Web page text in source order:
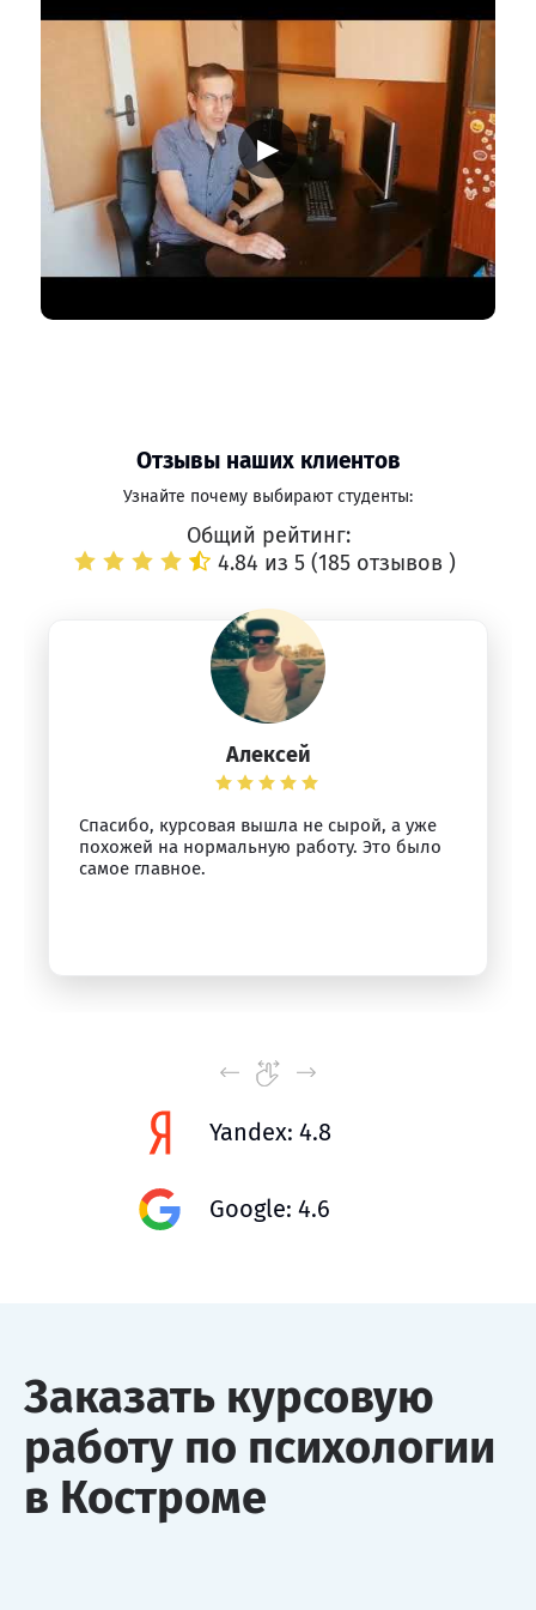
▶
Отзывы наших клиентов
Узнайте почему выбирают студенты:
Общий рейтинг:
4.84 из 5 (185 отзывов )
Алексей
Спасибо, курсовая вышла не сырой, а уже
похожей на нормальную работу. Это было
самое главное.
Yandex: 4.8
Google: 4.6
Заказать курсовую
работу по психологии
в Костроме